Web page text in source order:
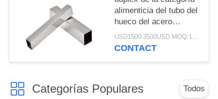
alimenticia del tubo del
hueco del acero
inoxidable de 30m m
40m m 50m m 60m m
USD1500-3500USD MOQ:1 tonelada
CONTACT
Categorías Populares Todos